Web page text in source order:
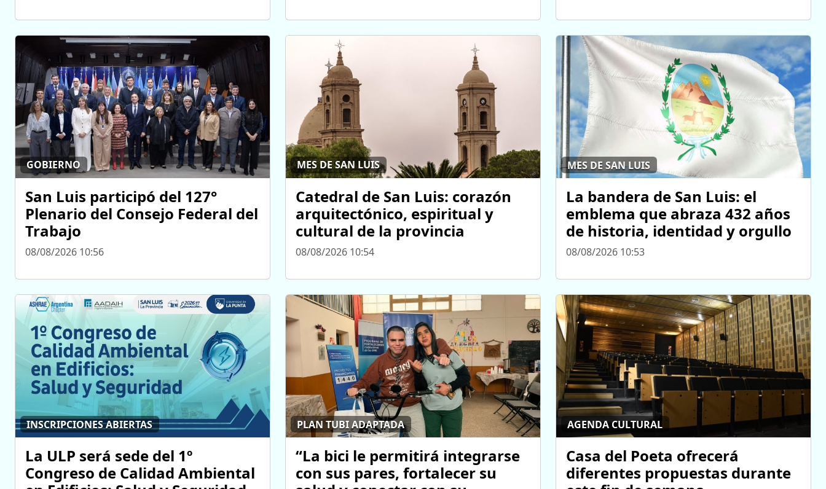
GOBIERNO
San Luis participó del 127°
Plenario del Consejo Federal del
Trabajo
08/08/2026 10:56
MES DE SAN LUIS
Catedral de San Luis: corazón
arquitectónico, espiritual y
cultural de la provincia
08/08/2026 10:54
MES DE SAN LUIS
La bandera de San Luis: el
emblema que abraza 432 años
de historia, identidad y orgullo
08/08/2026 10:53
INSCRIPCIONES ABIERTAS
La ULP será sede del 1º
Congreso de Calidad Ambiental
PLAN TUBI ADAPTADA
“La bici le permitirá integrarse
con sus pares, fortalecer su
AGENDA CULTURAL
Casa del Poeta ofrecerá
diferentes propuestas durante